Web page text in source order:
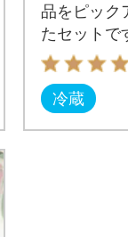
品をピック
たセットで
冷蔵